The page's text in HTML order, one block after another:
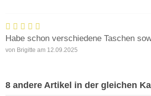
Habe schon verschiedene Taschen
von Brigitte am 12.09.2025
8 andere Artikel in der gleichen